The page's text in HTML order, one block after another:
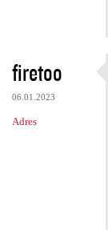
firetoo
06.01.2023
Adres